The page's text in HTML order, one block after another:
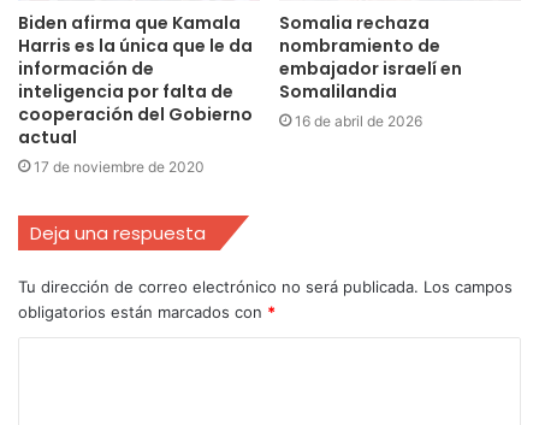
Biden afirma que Kamala
Harris es la única que le da
información de
inteligencia por falta de
cooperación del Gobierno
actual
17 de noviembre de 2020
Somalia rechaza
nombramiento de
embajador israelí en
Somalilandia
16 de abril de 2026
Deja una respuesta
Tu dirección de correo electrónico no será publicada. Los campos
obligatorios están marcados con *